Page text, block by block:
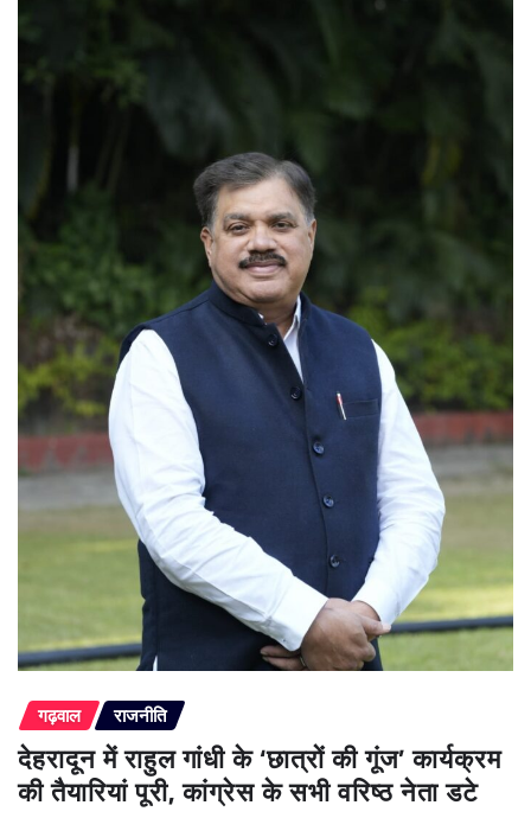
गढ़वाल राजनीति
देहरादून में राहुल गांधी के ‘छात्रों की गूंज’ कार्यक्रम
की तैयारियां पूरी, कांग्रेस के सभी वरिष्ठ नेता डटे